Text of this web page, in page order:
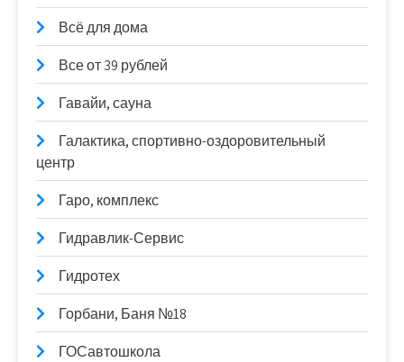
Всё для дома
Все от 39 рублей
Гавайи, сауна
Галактика, спортивно-оздоровительный
центр
Гаро, комплекс
Гидравлик-Сервис
Гидротех
Горбани, Баня №18
ГОСавтошкола